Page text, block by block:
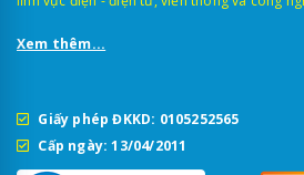
Xem thêm...
Giấy phép ĐKKD: 0105252565
Cấp ngày: 13/04/2011